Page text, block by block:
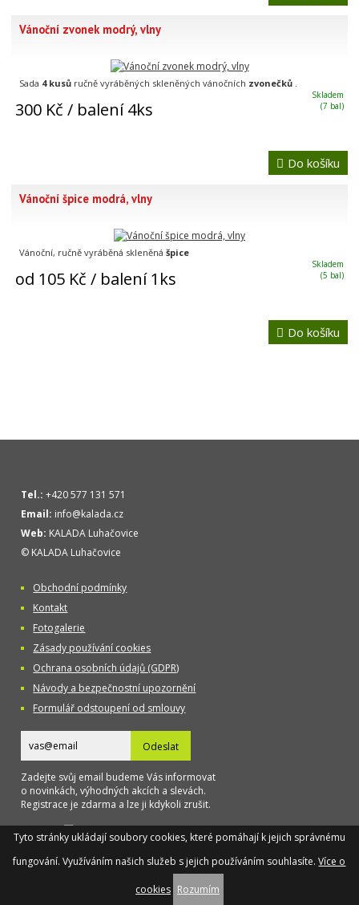
Vánoční zvonek modrý, vlny
Sada 4 kusů ručně vyráběných skleněných vánočních zvonečků .
300 Kč / balení 4ks
Skladem
(7 bal)
Do košíku
Vánoční špice modrá, vlny
Vánoční, ručně vyráběná skleněnášpice
od 105 Kč / balení 1ks
Skladem
(5 bal)
Do košíku
Tel.: +420 577 131 571
Email: info@kalada.cz
Web: KALADA Luhačovice
© KALADA Luhačovice
Obchodní podmínky
Kontakt
Fotogalerie
Zásady používání cookies
Ochrana osobních údajů (GDPR)
Návody a bezpečnostní upozornění
Formulář odstoupení od smlouvy
Odeslat
Zadejte svůj email budeme Vás informovat
o novinkách, výhodných akcích a slevách.
Registrace je zdarma a lze ji kdykoli zrušit.
Designed
Tyto stránky ukládají soubory cookies, které pomáhají k jejich správnému
fungování. Využíváním našich služeb s jejich používáním souhlasíte. Více o
cookies Rozumím